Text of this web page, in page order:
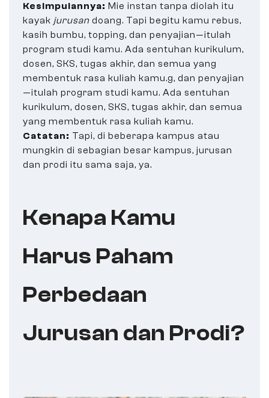
Kesimpulannya: Mie instan tanpa diolah itu
kayak jurusan doang. Tapi begitu kamu rebus,
kasih bumbu, topping, dan penyajian—itulah
program studi kamu. Ada sentuhan kurikulum,
dosen, SKS, tugas akhir, dan semua yang
membentuk rasa kuliah kamu.g, dan penyajian
—itulah program studi kamu. Ada sentuhan
kurikulum, dosen, SKS, tugas akhir, dan semua
yang membentuk rasa kuliah kamu.
Catatan: Tapi, di beberapa kampus atau
mungkin di sebagian besar kampus, jurusan
dan prodi itu sama saja, ya.
Kenapa Kamu
Harus Paham
Perbedaan
Jurusan dan Prodi?